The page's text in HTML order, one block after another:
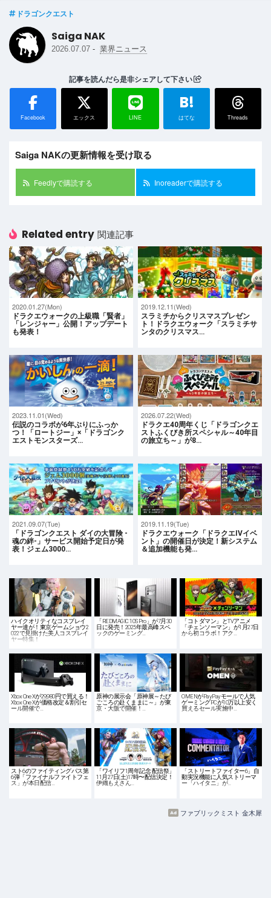
ドラゴンクエスト
Saiga NAK
2026.07.07 - 業界ニュース
記事を読んだら是非シェアして下さい
Facebook エックス LINE
B!
はてな Threads
Saiga NAKの更新情報を受け取る
Feedlyで購読する Inoreaderで購読する
Related entry 関連記事
2020.01.27(Mon)
ドラクエウォークの上級職「賢者」
「レンジャー」公開！アップデート
も発表！
2019.12.11(Wed)
スラミチからクリスマスプレゼン
ト！ドラクエウォーク「スラミチサ
ンタのクリスマス…
2023.11.01(Wed)
伝説のコラボが6年ぶりにふっか
つ！「ロートジー」×「ドラゴンク
エストモンスターズ…
2026.07.22(Wed)
ドラクエ40周年くじ「ドラゴンクエ
ストふくびき所スペシャル～40年目
の旅立ち～」が8…
2021.09.07(Tue)
「ドラゴンクエスト ダイの大冒険 -
魂の絆-」サービス開始予定日が発
表！ジェム3000…
2019.11.19(Tue)
ドラクエウォーク「ドラクエIVイベ
ント」の開催日が決定！新システム
＆追加機能も発…
ハイクオリティなコスプレイ
ヤー達が！東京ゲームショウ2
022で見掛けた美人コスプレイ
ヤー特集！
「REDMAGIC 10S Pro」が7月30
日に発売！2025年最高峰スペ
ックのゲーミング…
「コトダマン」とTVアニメ
「チェンソーマン」が1月27日
から初コラボ！アク…
Xbox One Xが29,980円で買える！
Xbox One Xが価格改定＆割引セ
ール開催で…
原神の展示会「原神展～たび
ごころの赴くままに～」が東
京・大阪で開催！…
OMENがPayPayモールで人気
ゲーミングPCが10万以上安く
買えるセール実施中…
スト6のファイティングパス第
6弾「ファイナルファイトフェ
ス」が本日配信…
「ワイリフ1周年記念 配信祭」
11月27日(土)17時〜配信決定！
伊織もえさん…
「ストリートファイター6」自
動実況機能に人気ストリーマ
ー「ハイタニ」が…
ファブリックミスト 金木犀